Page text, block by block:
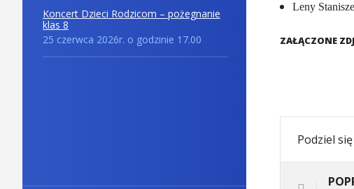
Koncert Dzieci Rodzicom – pożegnanie
klas 8
25 czerwca 2026r. o godzinie 17.00
Leny
ZAŁĄCZONE
Podziel